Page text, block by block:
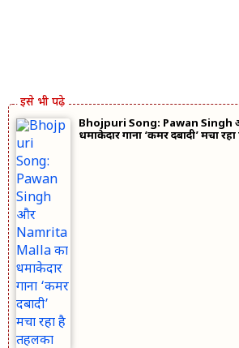
Bhojpuri Song: Pawan Singh
धमाकेदार गाना ‘कमर दबादी’ मचा